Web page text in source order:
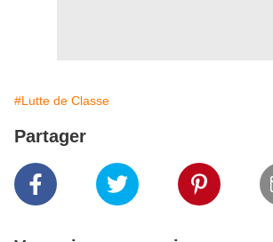
#Lutte de Classe
Partager